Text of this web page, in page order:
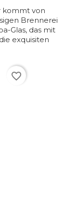
kommt von
Brennerei
Glas, das mit
exquisiten
favorite_border